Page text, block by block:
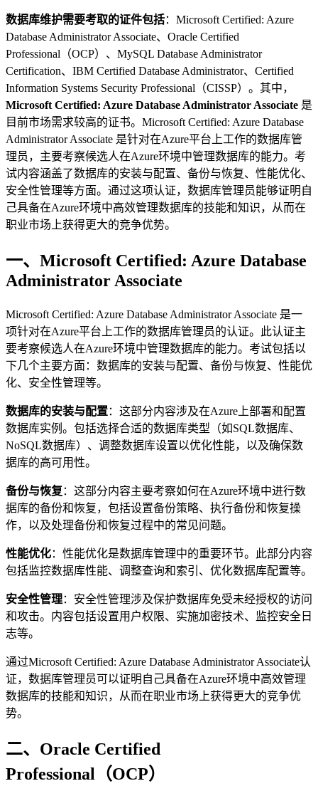
数据库维护需要考取的证件包括：Microsoft Certified: Azure
Database Administrator Associate、Oracle Certified
Professional（OCP）、MySQL Database Administrator
Certification、IBM Certified Database Administrator、Certified
Information Systems Security Professional（CISSP）。其中，
Microsoft Certified: Azure Database Administrator Associate 是
目前市场需求较高的证书。Microsoft Certified: Azure Database
Administrator Associate 是针对在Azure平台上工作的数据库管
理员，主要考察候选人在Azure环境中管理数据库的能力。考
试内容涵盖了数据库的安装与配置、备份与恢复、性能优化、
安全性管理等方面。通过这项认证，数据库管理员能够证明自
己具备在Azure环境中高效管理数据库的技能和知识，从而在
职业市场上获得更大的竞争优势。
一、Microsoft Certified: Azure Database
Administrator Associate
Microsoft Certified: Azure Database Administrator Associate 是一
项针对在Azure平台上工作的数据库管理员的认证。此认证主
要考察候选人在Azure环境中管理数据库的能力。考试包括以
下几个主要方面：数据库的安装与配置、备份与恢复、性能优
化、安全性管理等。
数据库的安装与配置：这部分内容涉及在Azure上部署和配置
数据库实例。包括选择合适的数据库类型（如SQL数据库、
NoSQL数据库）、调整数据库设置以优化性能，以及确保数
据库的高可用性。
备份与恢复 ：这部分内容主要考察如何在Azure环境中进行数
据库的备份和恢复，包括设置备份策略、执行备份和恢复操
作，以及处理备份和恢复过程中的常见问题。
性能优化：性能优化是数据库管理中的重要环节。此部分内容
包括监控数据库性能、调整查询和索引、优化数据库配置等。
安全性管理：安全性管理涉及保护数据库免受未经授权的访问
和攻击。内容包括设置用户权限、实施加密技术、监控安全日
志等。
通过Microsoft Certified: Azure Database Administrator Associate认
证，数据库管理员可以证明自己具备在Azure环境中高效管理
数据库的技能和知识，从而在职业市场上获得更大的竞争优
势。
二、Oracle Certified
Professional（OCP）